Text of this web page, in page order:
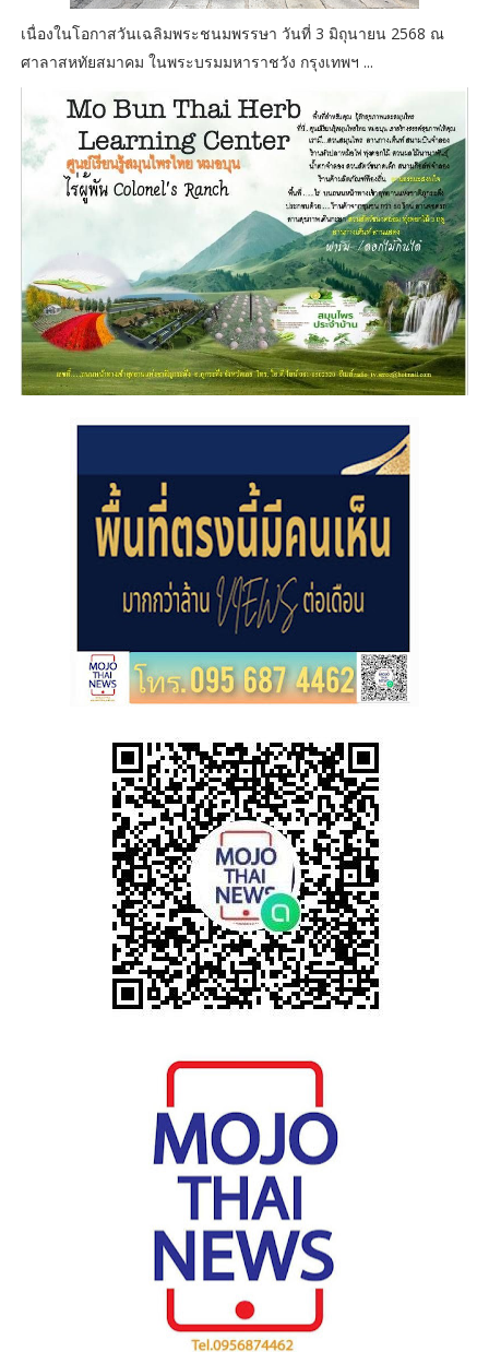
เนื่องในโอกาสวันเฉลิมพระชนมพรรษา วันที่ 3 มิถุนายน 2568 ณ
ศาลาสหทัยสมาคม ในพระบรมมหาราชวัง กรุงเทพฯ ...